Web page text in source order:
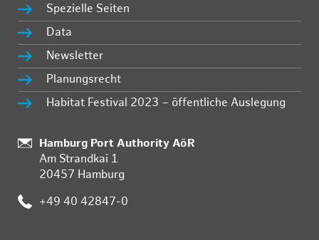
Spezielle Seiten
Data
Newsletter
Planungsrecht
Habitat Festival 2023 – öffentliche Auslegung
:
Hamburg Port Authority AöR
Am Strandkai 1
20457 Hamburg
: +49 40 42847-0